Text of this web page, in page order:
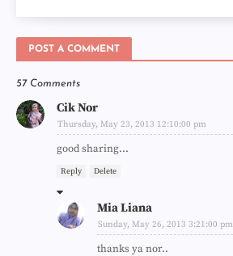
POST A COMMENT
57 Comments
Cik Nor
Thursday, May 23, 2013 12:10:00 pm
good sharing...
Reply Delete
Mia Liana
Sunday, May 26, 2013 3:21:00 pm
thanks ya nor..